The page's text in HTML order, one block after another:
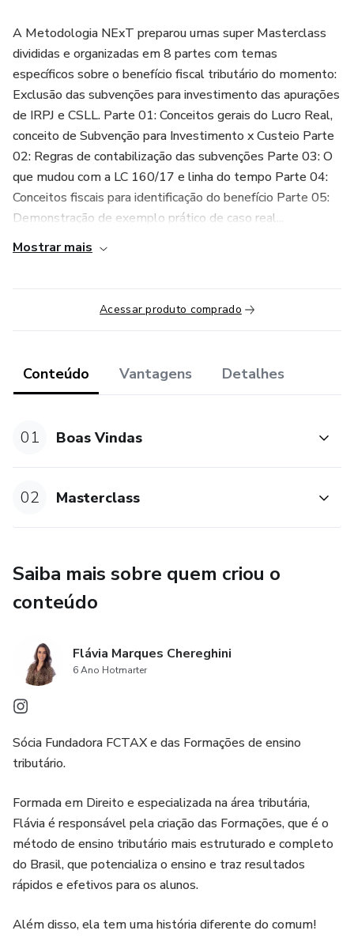
A Metodologia NExT preparou umas super Masterclass
divididas e organizadas em 8 partes com temas
específicos sobre o benefício fiscal tributário do momento:
Exclusão das subvenções para investimento das apurações
de IRPJ e CSLL. Parte 01: Conceitos gerais do Lucro Real,
conceito de Subvenção para Investimento x Custeio Parte
02: Regras de contabilização das subvenções Parte 03: O
que mudou com a LC 160/17 e linha do tempo Parte 04:
Conceitos fiscais para identificação do benefício Parte 05:
Demonstração de exemplo prático de caso real...
Mostrar mais
Acessar produto comprado
Conteúdo Vantagens Detalhes
01 Boas Vindas
02 Masterclass
Saiba mais sobre quem criou o
conteúdo
Flávia Marques Chereghini
6 Ano Hotmarter
Sócia Fundadora FCTAX e das Formações de ensino
tributário.
Formada em Direito e especializada na área tributária,
Flávia é responsável pela criação das Formações, que é o
método de ensino tributário mais estruturado e completo
do Brasil, que potencializa o ensino e traz resultados
rápidos e efetivos para os alunos.
Além disso, ela tem uma história diferente do comum!